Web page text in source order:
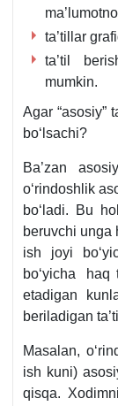
ta’tillar
ta’til
mumkin.
Agar “asosiy”
boʻlsachi?
Ba’zan
oʻrindoshlik
boʻladi. Bu
beruvchi unga
ish joyi
boʻyicha haq
etadigan
beriladigan
Masalan,
ish kuni)
qisqa.